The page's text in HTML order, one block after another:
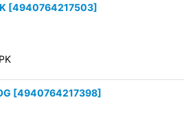
[4940764217503]
[4940764217398]